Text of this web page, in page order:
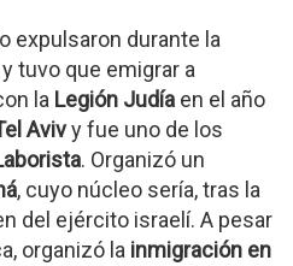
expulsaron durante la
y tuvo que emigrar a
la Legión Judía en el año
Avivy fue uno de los
. Organizó un
, cuyo núcleo sería, tras la
del ejército israelí. A pesar
organizó la inmigración en